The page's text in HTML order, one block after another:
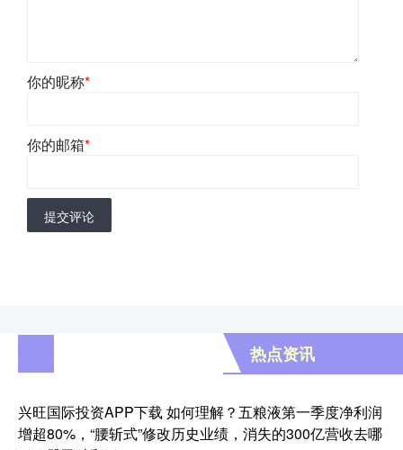
你的昵称*
你的邮箱*
提交评论
热点资讯
兴旺国际投资APP下载 如何理解？五粮液第一季度净利润
增超80%，“腰斩式”修改历史业绩，消失的300亿营收去哪